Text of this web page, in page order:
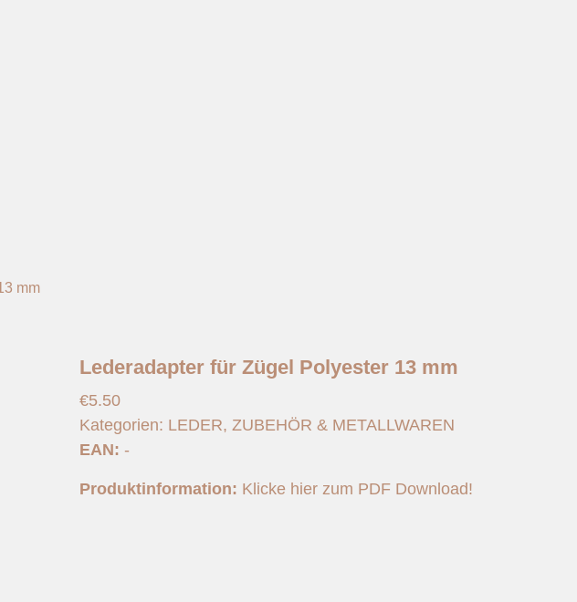
mm
Lederadapter für Zügel Polyester 13 mm
€5.50
Kategorien: LEDER, ZUBEHÖR & METALLWAREN
EAN: -
Produktinformation: Klicke hier zum PDF Download!